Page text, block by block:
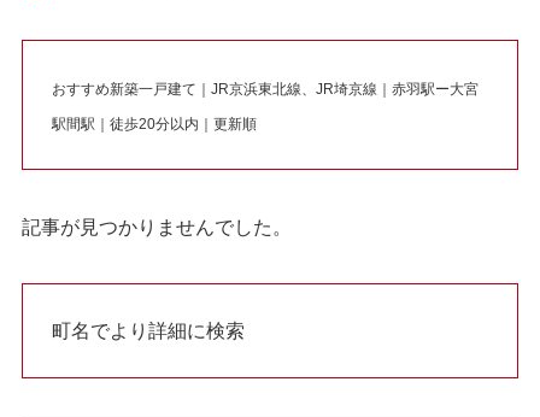
おすすめ新築一戸建て｜JR京浜東北線、JR埼京線｜赤羽駅ー大宮
駅間駅｜徒歩20分以内｜更新順
記事が見つかりませんでした。
町名でより詳細に検索